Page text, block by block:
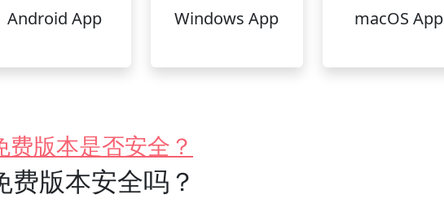
Android App Windows App macOS App
版本是否安全？
费版本安全吗？